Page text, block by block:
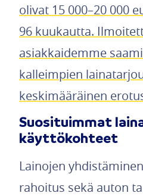
olivat 15 000–20 000
96 kuukautta.
asiakkaidemme
kalleimpien
keskimääräinen
Suosituimmat
käyttökohteet
Lainojen
rahoitus sekä auton